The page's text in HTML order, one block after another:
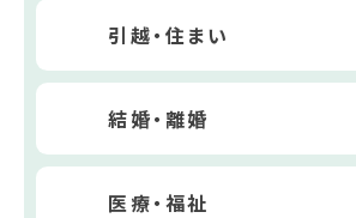
引越・住まい
結婚・離婚
医療・福祉